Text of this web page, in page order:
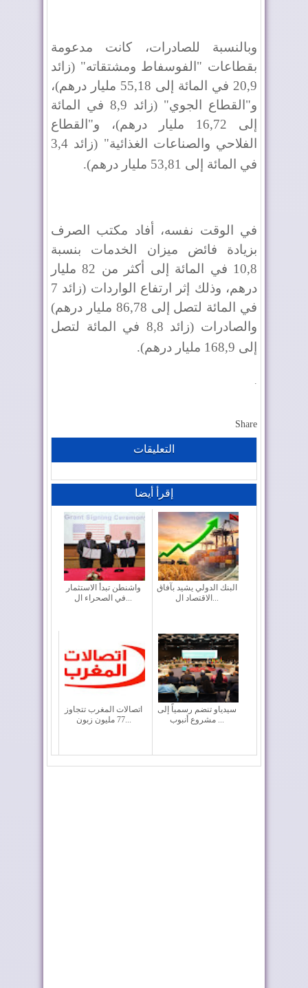
وبالنسبة للصادرات، كانت مدعومة
بقطاعات "الفوسفاط ومشتقاته" (زائد
20,9 في المائة إلى 55,18 مليار درهم)،
و"القطاع الجوي" (زائد 8,9 في المائة
إلى 16,72 مليار درهم)، و"القطاع
الفلاحي والصناعات الغذائية" (زائد 3,4
في المائة إلى 53,81 مليار درهم)
.
في الوقت نفسه، أفاد مكتب الصرف
بزيادة فائض ميزان الخدمات بنسبة
10,8 في المائة إلى أكثر من 82 مليار
درهم، وذلك إثر ارتفاع الواردات (زائد 7
في المائة لتصل إلى 86,78 مليار درهم)
والصادرات (زائد 8,8 في المائة لتصل
إلى 168,9 مليار درهم)
.
.
Share
التعليقات
إقرأ أيضا
واشنطن تبدأ الاستثمار
في الصحراء ال...
البنك الدولي يشيد بآفاق
الاقتصاد ال...
اتصالات المغرب تتجاوز
77 مليون زبون...
سيدياو تنضم رسمياً إلى
مشروع أنبوب ...